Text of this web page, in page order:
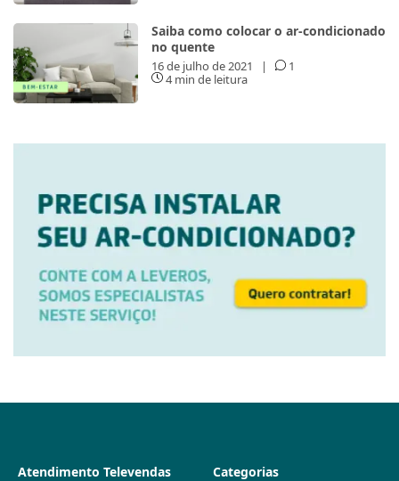
Saiba como colocar o ar-condicionado
no quente
16 de julho de 2021 |
1
4 min de leitura
Atendimento Televendas Categorias